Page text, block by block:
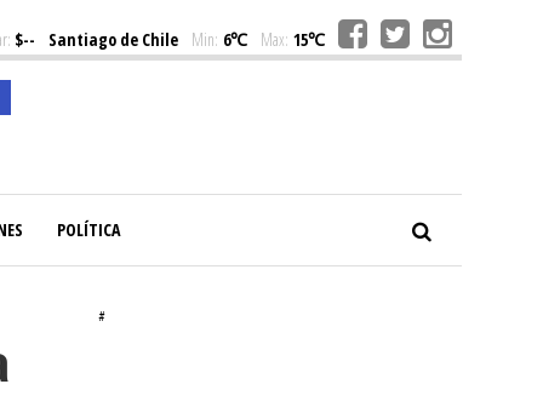
$-- Santiago de Chile Min: 6℃ Max: 15℃
POLÍTICA
#